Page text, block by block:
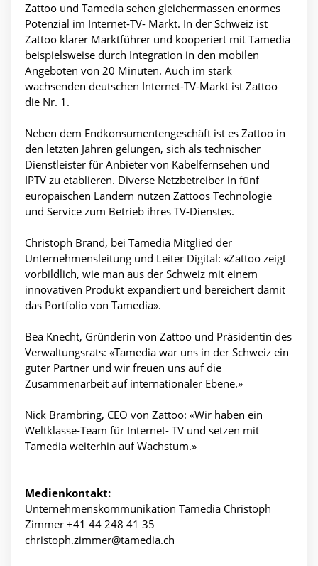
Zattoo und Tamedia sehen gleichermassen enormes
Potenzial im Internet-TV- Markt. In der Schweiz ist
Zattoo klarer Marktführer und kooperiert mit Tamedia
beispielsweise durch Integration in den mobilen
Angeboten von 20 Minuten. Auch im stark
wachsenden deutschen Internet-TV-Markt ist Zattoo
die Nr. 1.
Neben dem Endkonsumentengeschäft ist es Zattoo in
den letzten Jahren gelungen, sich als technischer
Dienstleister für Anbieter von Kabelfernsehen und
IPTV zu etablieren. Diverse Netzbetreiber in fünf
europäischen Ländern nutzen Zattoos Technologie
und Service zum Betrieb ihres TV-Dienstes.
Christoph Brand, bei Tamedia Mitglied der
Unternehmensleitung und Leiter Digital: «Zattoo zeigt
vorbildlich, wie man aus der Schweiz mit einem
innovativen Produkt expandiert und bereichert damit
das Portfolio von Tamedia».
Bea Knecht, Gründerin von Zattoo und Präsidentin des
Verwaltungsrats: «Tamedia war uns in der Schweiz ein
guter Partner und wir freuen uns auf die
Zusammenarbeit auf internationaler Ebene.»
Nick Brambring, CEO von Zattoo: «Wir haben ein
Weltklasse-Team für Internet- TV und setzen mit
Tamedia weiterhin auf Wachstum.»
Medienkontakt:
Unternehmenskommunikation Tamedia Christoph
Zimmer +41 44 248 41 35
christoph.zimmer@tamedia.ch